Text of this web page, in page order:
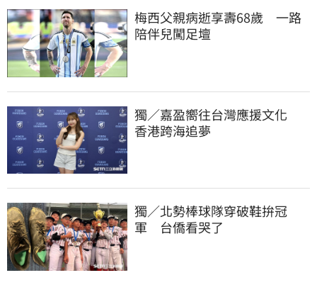
梅西父親病逝享壽68歲　一路
陪伴兒闖足壇
獨／嘉盈嚮往台灣應援文化
香港跨海追夢
獨／北勢棒球隊穿破鞋拚冠
軍　台僑看哭了